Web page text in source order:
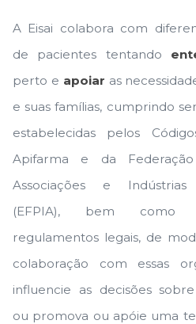
A Eisai colabora com
de pacientes tentando
perto e apoiar as
e suas famílias, cumprindo
estabelecidas pelos
Apifarma e da
Associações e Indústrias
(EFPIA), bem como
regulamentos legais, de
colaboração com essas
influencie as decisões
ou promova ou apóie uma